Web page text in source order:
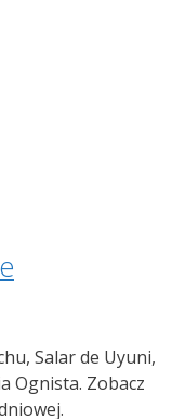
Salar de Uyuni,
Ognista. Zobacz